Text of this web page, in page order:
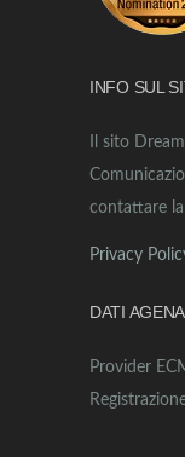
INFO SUL
Il sito
contattare
Privacy
DATI
Provider